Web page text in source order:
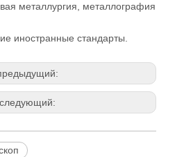
металлургия, металлография
иностранные стандарты.
следующий: